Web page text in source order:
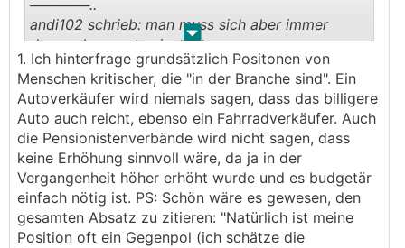
. .
──────..
andi102 schrieb: man muss sich aber immer
dessen bewusst sein, dass er von
Immofinanzierungen lebt ;)
───────────────
mit diesem Kommentar und dem Zwinkersmiley
kann ich relativ wenig anfangen.
Sind die Quellen, die ich zitiere (allesamt
nachrecherchierbar und offizieller Natur, was ich
mir bei Gegenpositionen auch öfter wünschen
würde) weniger wert, weil ich staatlich geprüfter
1. Ich hinterfrage grundsätzlich Positonen von
Menschen kritischer, die "in der Branche sind". Ein
Autoverkäufer wird niemals sagen, dass das billigere
Auto auch reicht, ebenso ein Fahrradverkäufer. Auch
die Pensionistenverbände wird nicht sagen, dass
keine Erhöhung sinnvoll wäre, da ja in der
Vergangenheit höher erhöht wurde und es budgetär
einfach nötig ist. PS: Schön wäre es gewesen, den
gesamten Absatz zu zitieren: "Natürlich ist meine
Position oft ein Gegenpol (ich schätze die